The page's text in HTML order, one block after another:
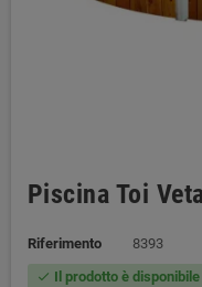
Piscina Toi
Riferimento 8393
check Il prodotto è disponibile